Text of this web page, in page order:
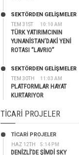
TEM 31ST 10:10 AM
SEKTÖRDEN GELIŞMELER
TÜRK YATIRIMCININ
YUNANİSTAN’DAKİ YENİ
ROTASI “LAVRIO”
TEM 30TH 11:03 AM
SEKTÖRDEN GELIŞMELER
PLATFORMLAR HAYAT
KURTARIYOR
TICARI PROJELER
HAZ 12TH 5:14 PM
TİCARİ PROJELER
DENİZLİ’DE ŞİMDİ SKY